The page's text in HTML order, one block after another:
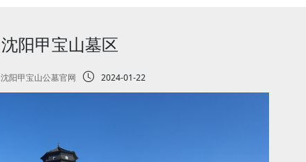
沈阳甲宝山墓区
沈阳甲宝山公墓官网 2024-01-22